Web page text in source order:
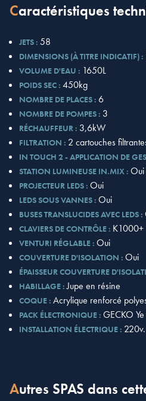
Caractéristiques
JETS : 58
DIMENSIONS (À TITRE INDICATIF) :
VOLUME D'EAU : 1650L
POIDS SEC : 450kg
NOMBRE DE PLACES : 6
NOMBRE DE POMPES : 3
RÉCHAUFFEUR : 3,6kW
FILTRATION : 2 cartouches
IN TOUCH 2 - APPLICATION DE
STATION LUMINEUSE IN.MIX : Oui
PROJECTEUR LEDS : Oui
LEDS SOUS VANNES : Oui
BUSES TRANSLUCIDES AVEC LEDS :
CLAVIERS DE CONTRÔLE : K1000+
VENTURI RÉGLABLE : Oui
COUVERTURE D'ISOLATION : Oui
ÉPAISSEUR COUVERTURE
HABILLAGE :Jupe en résine
COQUE : Acrylique renforcé
PACK ÉLECTRONIQUE : GECKO
INSTALLATION ÉLECTRIQUE :
Autres SPAS dans